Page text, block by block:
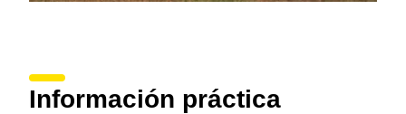
Información práctica